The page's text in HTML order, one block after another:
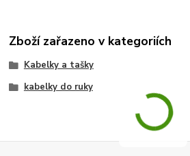
Zboží zařazeno v kategoriích
Kabelky a tašky
kabelky do ruky